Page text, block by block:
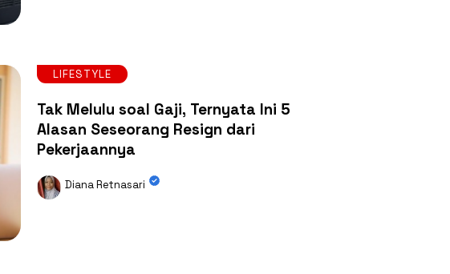
LIFESTYLE
Tak Melulu soal Gaji, Ternyata Ini 5
Alasan Seseorang Resign dari
Pekerjaannya
Diana Retnasari